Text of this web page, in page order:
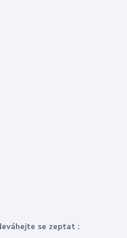
se zeptat :